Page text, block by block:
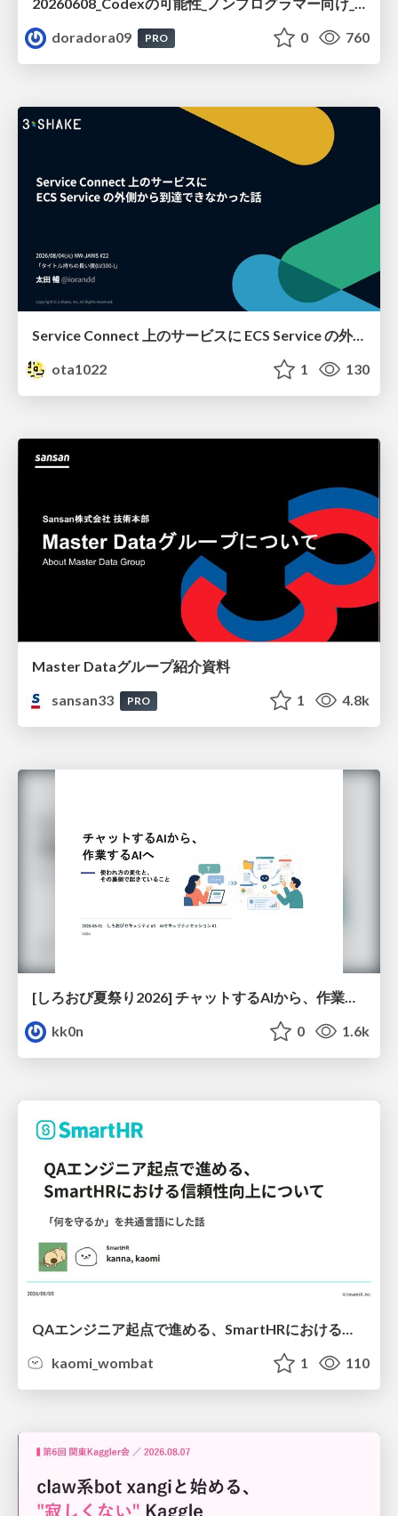
doradora09
PRO 0 760
Service Connect 上のサービスに ECS Service の外側から到達できなかった話
ota1022
1 130
Master Dataグループ紹介資料
sansan33
PRO 1 4.8k
[しろおび夏祭り2026] チャットするAIから、作業するAIへ - 使われ方の変化と、その裏側で起きていること
kk0n
0 1.6k
kaomi_wombat
1 110